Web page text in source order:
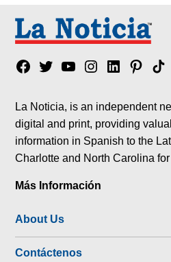
Facebook
TwitterYouTubeInstagram
LinkedinPinterest
Tik
La Noticia, is an independent
digital and print, providing
information in Spanish to the
Charlotte and North Carolina
Más Información
About Us
Contáctenos